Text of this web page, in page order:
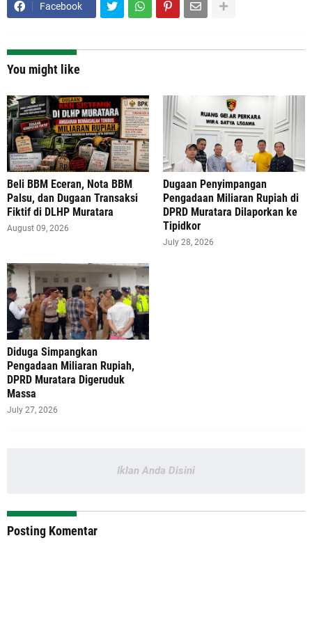
Facebook
You might like
‎Beli BBM Eceran, Nota BBM
Palsu, dan Dugaan Transaksi
Fiktif di DLHP Muratara
August 09, 2026
‎Dugaan Penyimpangan
Pengadaan Miliaran Rupiah di
DPRD Muratara Dilaporkan ke
Tipidkor
July 28, 2026
Diduga Simpangkan
Pengadaan Miliaran Rupiah,
DPRD Muratara Digeruduk
Massa
July 27, 2026
Iklan Anda Disini
Posting Komentar